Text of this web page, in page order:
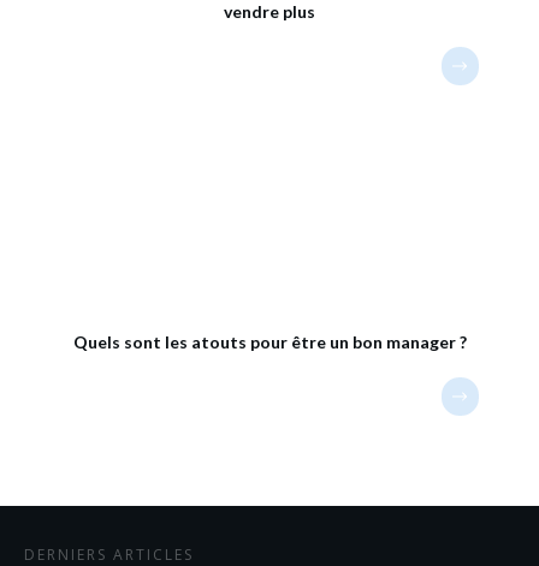
vendre plus
Quels sont les atouts pour être un bon manager ?
DERNIERS ARTICLES